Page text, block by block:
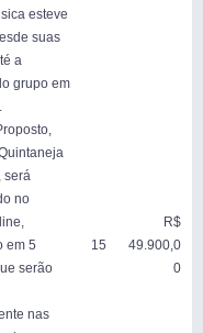
esteve
suas
a
grupo em
será
no
em 5
serão
nas
15
R$
49.900,0
0